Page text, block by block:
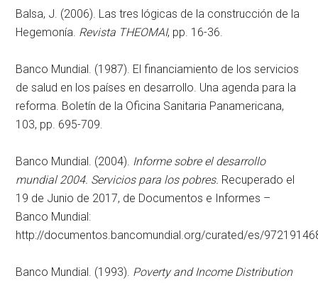
Balsa, J. (2006). Las tres lógicas de la construcción de la
Hegemonía. Revista THEOMAI, pp. 16-36.
Banco Mundial. (1987). El financiamiento de los servicios
de salud en los países en desarrollo. Una agenda para la
reforma. Boletín de la Oficina Sanitaria Panamericana,
103, pp. 695-709.
Banco Mundial. (2004). Informe sobre el desarrollo
mundial 2004. Servicios para los pobres. Recuperado el
19 de Junio de 2017, de Documentos e Informes –
Banco Mundial:
http://documentos.bancomundial.org/curated/es/
Banco Mundial. (1993). Poverty and Income Distribution